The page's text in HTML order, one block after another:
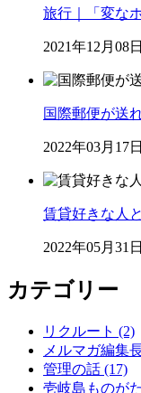
旅行｜「変な
2021年12月08日
国際郵便が送
2022年03月17日
賃貸好きな人
2022年05月31日
カテゴリー
リクルート (2)
メルマガ編集
管理の話 (17)
壱岐島ものが